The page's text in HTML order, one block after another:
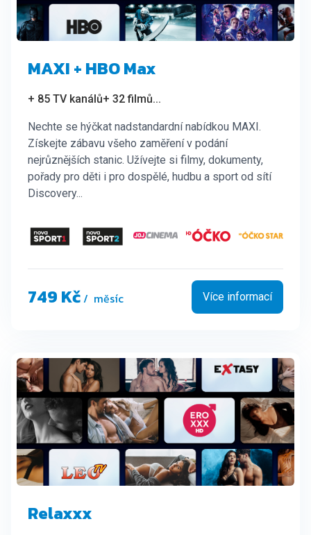
MAXI + HBO Max
+ 85 TV kanálů+ 32 filmů...
Nechte se hýčkat nadstandardní nabídkou MAXI.
Získejte zábavu všeho zaměření v podání
nejrůznějších stanic. Užívejte si filmy, dokumenty,
pořady pro děti i pro dospělé, hudbu a sport od sítí
Discovery...
749 Kč/ měsíc Více informací
Relaxxx